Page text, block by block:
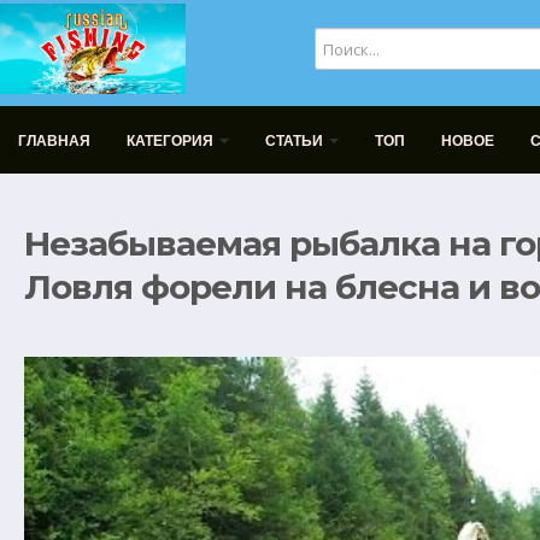
ГЛАВНАЯ КАТЕГОРИЯ СТАТЬИ ТОП НОВОЕ
Незабываемая рыбалка на
Ловля форели на блесна и